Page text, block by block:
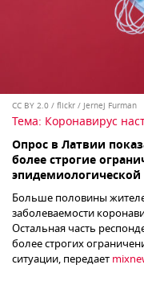
CC BY 2.0 / flickr / Jernej Furman
Тема: Коронавирус
Опрос в Латвии
более строгие
эпидемиологической
Больше половины
заболеваемости
Остальная часть
более строгих
ситуации, передает